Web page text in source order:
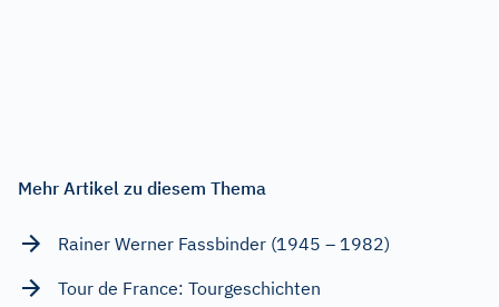
Mehr Artikel zu diesem Thema
Rainer Werner Fassbinder (1945 – 1982)
Tour de France: Tourgeschichten